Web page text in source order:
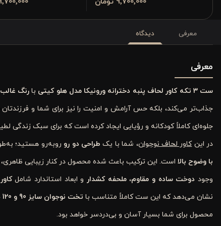
معرفی دیدگاه
معرفی
ست 3 تکه کاور لحاف پنبه دخترانه ورونیکا مدل هلو کیتی بارنگ
جذاب‌تر می‌کند، بلکه حس آرامش و امنیت را نیز برای شما و
جلوه‌ای کاملاً کودکانه و رؤیایی ایجاد کرده است که برای سبک زندگی
در اینکاور لحاف نوجوان، شما با یک طراحی دو رو روبه‌رو هستید؛
با وضوح بالا است. این ترکیب باعث شده محصول در کنار زیبایی ظاهری،
وجود دوخت ساده و مقاوم،ملحفه کشدار و ابعاد استاندارد شاملکاور
نشان می‌دهد که این ست کاملاً متناسب با تخت نوجوان سایز 90 و 120
محصول برای شما بسیار آسان و بی‌دردسر خواهد بود.